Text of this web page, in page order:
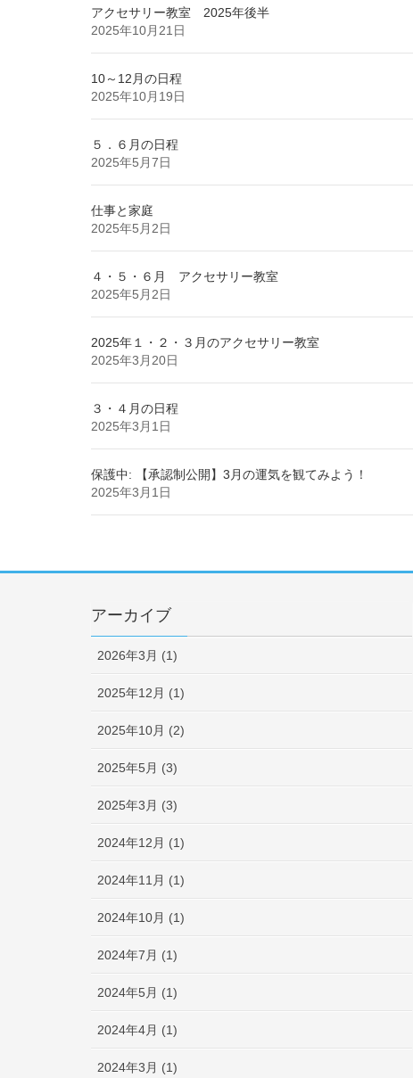
アクセサリー教室 2025年後半
2025年10月21日
10～12月の日程
2025年10月19日
５．６月の日程
2025年5月7日
仕事と家庭
2025年5月2日
４・５・６月 アクセサリー教室
2025年5月2日
2025年１・２・３月のアクセサリー教室
2025年3月20日
３・４月の日程
2025年3月1日
保護中: 【承認制公開】3月の運気を観てみよう！
2025年3月1日
アーカイブ
2026年3月 (1)
2025年12月 (1)
2025年10月 (2)
2025年5月 (3)
2025年3月 (3)
2024年12月 (1)
2024年11月 (1)
2024年10月 (1)
2024年7月 (1)
2024年5月 (1)
2024年4月 (1)
2024年3月 (1)